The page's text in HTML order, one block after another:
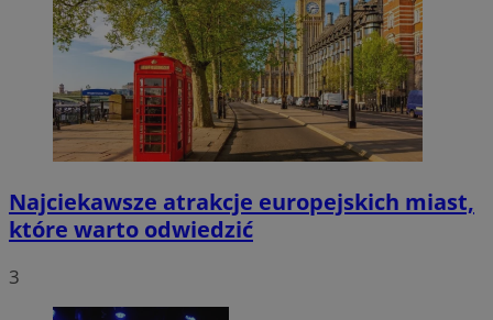
Najciekawsze atrakcje europejskich miast,
które warto odwiedzić
3